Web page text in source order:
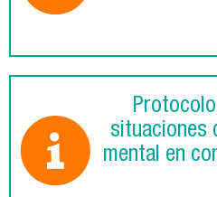
situaciones
mental en